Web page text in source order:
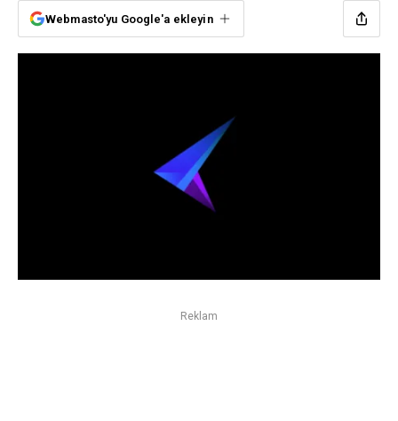
Webmasto'yu Google'a ekleyin
Reklam